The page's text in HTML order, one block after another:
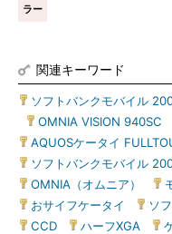
ラー
関連キーワード
ソフトバンクモバイル
OMNIA VISION 940SC
AQUOSケータイ
ソフトバンクモバイル
OMNIA（オムニア）
おサイフケータイ
ソ
CCD
ハーフXGA